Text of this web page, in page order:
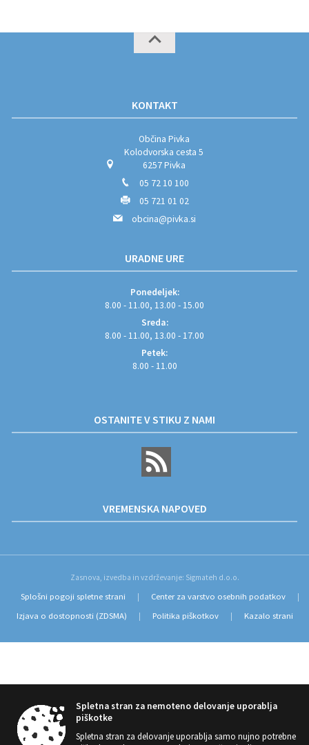
KONTAKT
Občina Pivka
Kolodvorska cesta 5
6257 Pivka
05 72 10 100
05 721 01 02
obcina@pivka.si
URADNE URE
Ponedeljek:
8.00 - 11.00, 13.00 - 15.00
Sreda:
8.00 - 11.00, 13.00 - 17.00
Petek:
8.00 - 11.00
OSTANITE V STIKU Z NAMI
VREMENSKA NAPOVED
Zasnova, izvedba in vzdrževanje: Sigmateh d.o.o.
Splošni pogoji spletne strani Center za varstvo osebnih podatkov
Izjava o dostopnosti (ZDSMA) Politika piškotkov Kazalo strani
Spletna stran za nemoteno delovanje uporablja
piškotke
Spletna stran za delovanje uporablja samo nujno potrebne